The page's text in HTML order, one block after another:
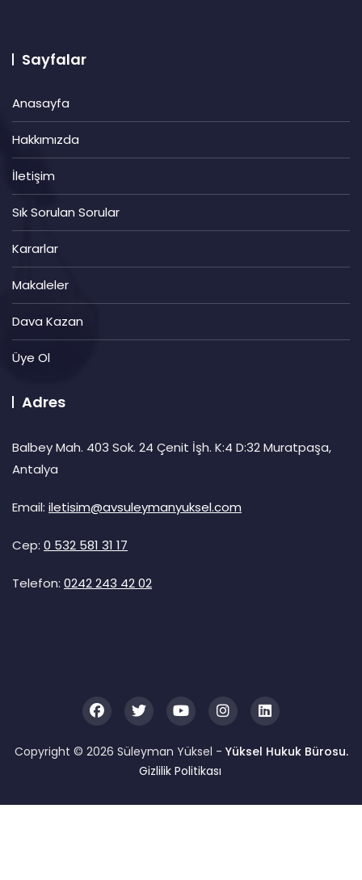
Sayfalar
Anasayfa
Hakkımızda
İletişim
Sık Sorulan Sorular
Kararlar
Makaleler
Dava Kazan
Üye Ol
Adres
Balbey Mah. 403 Sok. 24 Çenit İşh. K:4 D:32 Muratpaşa,
Antalya
Email: iletisim@avsuleymanyuksel.com
Cep: 0 532 581 31 17
Telefon: 0242 243 42 02
Copyright © 2026 Süleyman Yüksel - Yüksel Hukuk Bürosu.
Gizlilik Politikası